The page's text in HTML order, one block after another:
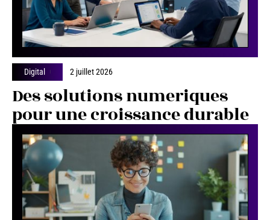
Digital 2 juillet 2026
Des solutions numeriques
pour une croissance durable